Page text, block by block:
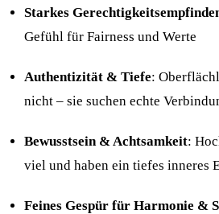
Starkes
Gefühl für Fairness und Werte
Authentizität & Tiefe:
nicht – sie suchen echte
Bewusstsein & Achtsamkeit:
viel und haben ein tiefes inneres
Feines Gespür für Harmonie &